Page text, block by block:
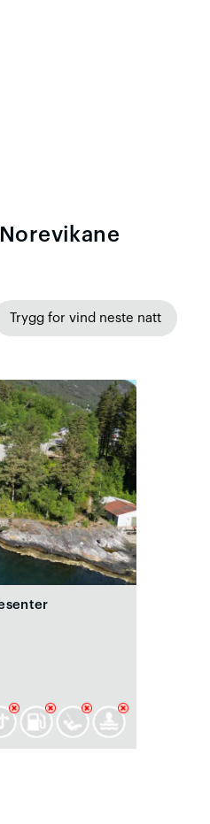
Trygg for vind neste natt